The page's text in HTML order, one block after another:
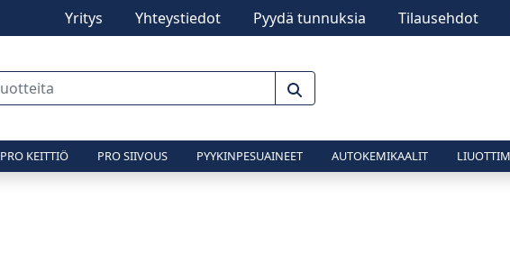
Yritys Yhteystiedot Pyydä tunnuksia Tilausehdot
PRO KEITTIÖ PRO SIIVOUS PYYKINPESUAINEET AUTOKEMIKAALIT